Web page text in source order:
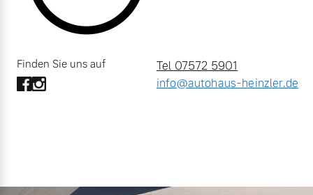
Tel 07572 5901
info@autohaus-heinzler.de
Finden Sie uns auf